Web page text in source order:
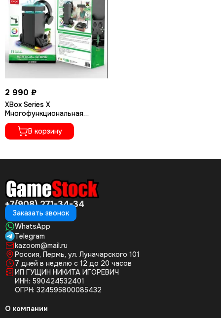
2 990 ₽
XBox Series X
Многофункциональная
подставка для консоли и
двух джойстиков (Pega PG-
XBX028S)
В корзину
+7(908) 271-34-34
Заказать звонок
WhatsApp
Telegram
kazoom@mail.ru
Россия, Пермь, ул. Луначарского 101
7 дней в неделю с 12 до 20 часов
ИП ГУЩИН НИКИТА ИГОРЕВИЧ
ИНН: 590424532401
ОГРН: 324595800085432
О компании